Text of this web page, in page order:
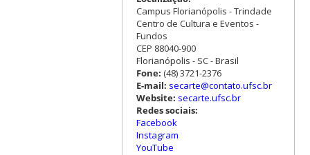
Campus Florianópolis - Trindade
Centro de Cultura e Eventos -
Fundos
CEP 88040-900
Florianópolis - SC - Brasil
Fone: (48) 3721-2376
E-mail: secarte@contato.ufsc.br
Website: secarte.ufsc.br
Redes sociais:
Facebook
Instagram
YouTube